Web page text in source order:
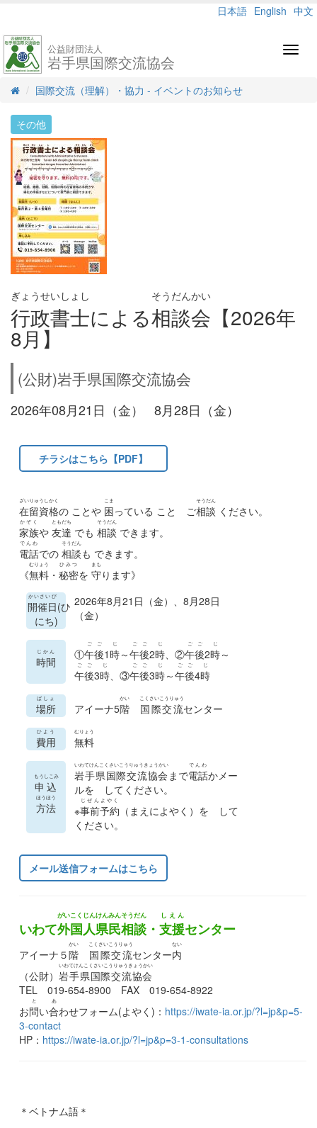
日本語 English 中文
公益財団法人
岩手県国際交流協会
国際交流（理解）・協力 - イベントのお知らせ
その他
行政書士
ぎょうせいしょし
による相談会
そうだんかい
【2026年
8月】
(公財)岩手県国際交流協会
2026年08月21日（金） 8月28日（金）
チラシはこちら【PDF】
在留資格
ざいりゅうしかく
の ことや 困
こま
っている こと ご相談
そうだん
ください。
家族
かぞく
や 友達
ともだち
でも 相談
そうだん
できます。
電話
でんわ
での 相談
そうだん
も できます。
《無料
むりょう
・ 秘密
ひみつ
を 守
まも
ります》
開催日
かいさいび
(ひ
にち)
2026年8月21日（金）、8月28日
（金）
時間
じかん ①午後
ごご
1時
じ
～午後
ごご
2時
じ
、②午後
ごご
2時
じ
～
午後
ごご
3時
じ
、③午後
ごご
3時
じ
～午後
ごご
4時
じ
場所
ばしょ
アイーナ5階
かい
国際交流
こくさいこうりゅう
センター
費用
ひよう
無料
むりょう
申込
もうしこみ
方法
ほうほう
岩手県国際交流協会
いわてけんこくさいこうりゅうきょうかい
まで電話
でんわ
かメー
ルを してください。
※事前予約
じぜんよやく
（まえによやく）を して
ください。
メール送信フォームはこちら
いわて外国人県民相談
がいこくじんけんみんそうだん
・ 支援
しえん
センター
アイーナ５階
かい
国際交流
こくさいこうりゅう
センター内
ない
（公財） 岩手県国際交流協会
いわてけんこくさいこうりゅうきょうかい
TEL 019‐654‐8900 FAX 019‐654‐8922
お問
と
い合
あ
わせフォーム(よやく)： https://iwate-ia.or.jp/?l=jp&p=5-
3-contact
HP： https://iwate-ia.or.jp/?l=jp&p=3-1-consultations
＊ベトナム語＊